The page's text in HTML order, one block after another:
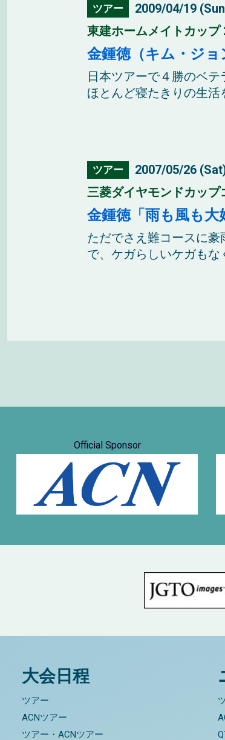
ツアー
2009/04/19
東建ホームメイトカップ
金鍾徳（キム・ジ
日本ツアーで４勝のベテ
ほとんど寝たきりの生
ツアー
2007/05/26
三菱ダイヤモンドカップ
金鍾徳「雨も風も大
ただでさえ難コースに
で、ケガらしいケガも
Official Sponsor
大会日程
ツアー
ACNツアー
ツアー・ACNツアー